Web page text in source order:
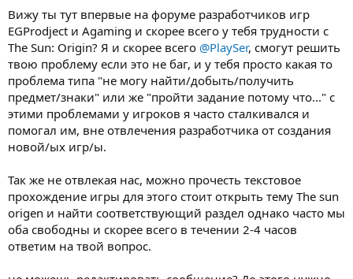
Вижу ты тут впервые на форуме разработчиков игр
EGProdject и Agaming и скорее всего у тебя трудности с
The Sun: Origin? Я и скорее всего @PlaySer, смогут решить
твою проблему если это не баг, и у тебя просто какая то
проблема типа "не могу найти/добыть/получить
предмет/знаки" или же "пройти задание потому что..." с
этими проблемами у игроков я часто сталкивался и
помогал им, вне отвлечения разработчика от создания
новой/ых игр/ы.
Так же не отвлекая нас, можно прочесть текстовое
прохождение игры для этого стоит открыть тему The sun
origen и найти соответствующий раздел однако часто мы
оба свободны и скорее всего в течении 2-4 часов
ответим на твой вопрос.